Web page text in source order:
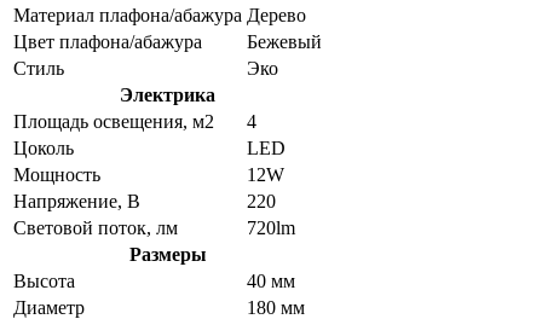
Материал плафона/абажура Дерево
Цвет плафона/абажура
Бежевый
Стиль
Эко
Электрика
Площадь освещения, м2
4
Цоколь
LED
Мощность
12W
Напряжение, В
220
Световой поток, лм
720lm
Размеры
Высота
40 мм
Диаметр
180 мм